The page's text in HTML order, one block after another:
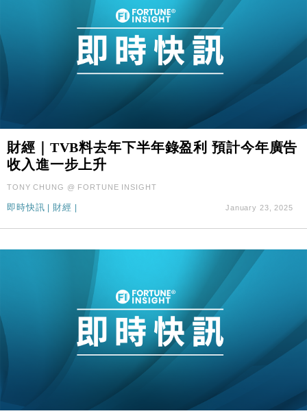
財經｜TVB料去年下半年錄盈利 預計今年廣告
收入進一步上升
TONY CHUNG @ FORTUNE INSIGHT
即時快訊 財經 January 23, 2025